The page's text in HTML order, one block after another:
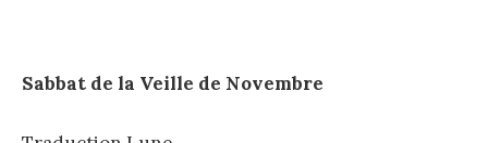
Sabbat de la Veille de Novembre